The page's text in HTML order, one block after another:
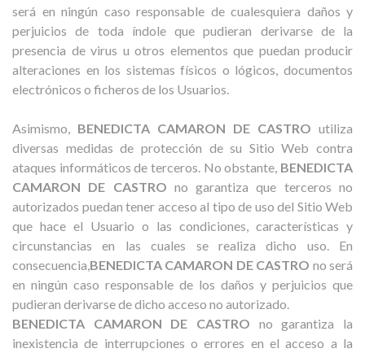
será en ningún caso responsable de cualesquiera daños y
perjuicios de toda índole que pudieran derivarse de la
presencia de virus u otros elementos que puedan producir
alteraciones en los sistemas físicos o lógicos, documentos
electrónicos o ficheros de los Usuarios.
Asimismo, BENEDICTA CAMARON DE CASTRO utiliza
diversas medidas de protección de su Sitio Web contra
ataques informáticos de terceros. No obstante, BENEDICTA
CAMARON DE CASTRO no garantiza que terceros no
autorizados puedan tener acceso al tipo de uso del Sitio Web
que hace el Usuario o las condiciones, características y
circunstancias en las cuales se realiza dicho uso. En
consecuencia,BENEDICTA CAMARON DE CASTRO no será
en ningún caso responsable de los daños y perjuicios que
pudieran derivarse de dicho acceso no autorizado.
BENEDICTA CAMARON DE CASTRO no garantiza la
inexistencia de interrupciones o errores en el acceso a la